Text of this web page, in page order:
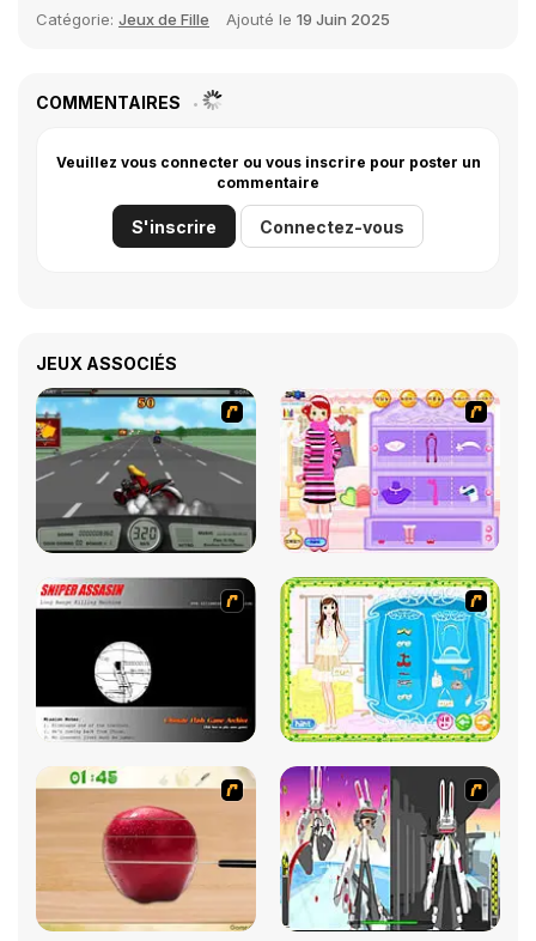
Catégorie: Jeux de Fille Ajouté le 19 Juin 2025
COMMENTAIRES
Veuillez vous connecter ou vous inscrire pour poster un
commentaire
S'inscrire Connectez-vous
JEUX ASSOCIÉS